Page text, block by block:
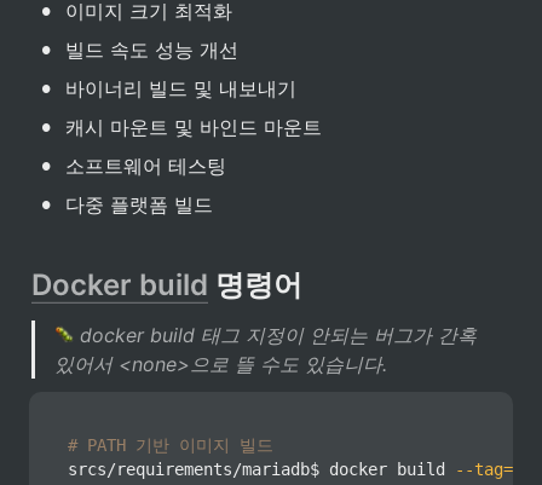
• 이미지 크기 최적화
• 빌드 속도 성능 개선
• 바이너리 빌드 및 내보내기
• 캐시 마운트 및 바인드 마운트
• 소프트웨어 테스팅
• 다중 플랫폼 빌드
Docker build 명령어
docker build 태그 지정이 안되는 버그가 간혹
있어서 <none>으로 뜰 수도 있습니다.
# PATH 기반 이미지 빌드
srcs/requirements/mariadb$ docker build --tag=